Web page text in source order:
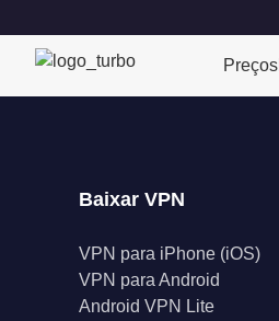
Preços
Baixar VPN
VPN para iPhone (iOS)
VPN para Android
Android VPN Lite